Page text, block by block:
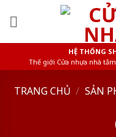
HỆ THỐNG
Thế giới Cửa nhựa nhà
TRANG CHỦ / SẢN